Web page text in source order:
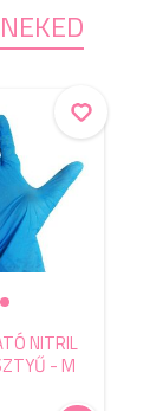
NITRIL
- M